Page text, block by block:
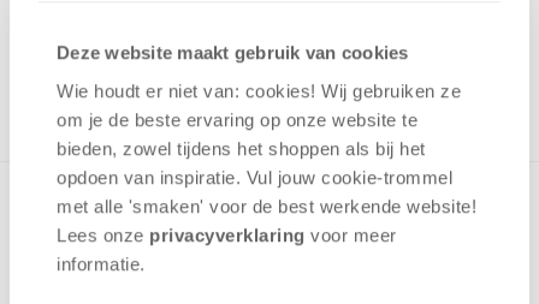
Deze website maakt gebruik van cookies
Wie houdt er niet van: cookies! Wij gebruiken ze
om je de beste ervaring op onze website te
bieden, zowel tijdens het shoppen als bij het
opdoen van inspiratie. Vul jouw cookie-trommel
met alle 'smaken' voor de best werkende website​!
Lees onze privacyverklaring voor meer
informatie.
ONTVANG 190 OVERWINNINGSPUNTEN
Puzzel met een afbeelding van een van de bergmeren in
het Tatragebergte. Het Tatragebergte is een van de meest
indrukwekkende natuurgebieden van Europa. Deze puzzel